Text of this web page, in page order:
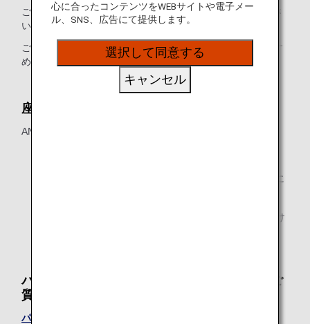
ご搭乗時には発作が起こった際に有効なお薬をお持ちくださ
い。
ご自身で服薬できないかたは付き添いのかたの同伴をおすす
めいたします。
座席の指定について
ANAおからだの不自由な方の相談デスクへご相談ください。
機材変更、その他やむを得ない理由により、予告なしに
日本国内線ではWeb等で事前座席指定をご利用いただけ
パニック障がいのお客様についてのよくあるご
質問
パニック障がいですが、航空旅行は大丈夫でしょうか？
心に合ったコンテンツをWEBサイトや電子メー
ル、SNS、広告にて提供します。
選択して同意する
キャンセル